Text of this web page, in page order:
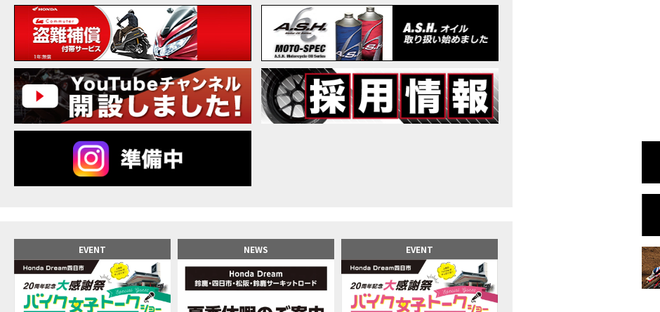
MOVIE 【バイク女子】高速道路走行中にバイクから異音が。レッカーされる事態になりました…
MOVIE 2025X-ADV 最高の旅バイクで街乗りも最適！ADVが20台でツーリングしました｜Honda
NEW BIKENEWS CB1000F販売中！！
MOVIE 【バイク女子】ごめんなさい。大切なツーリングでやらかしてしまった…
MOVIE 【バイク女子】下道444kmぶっ通しで走った結果がヤバかった
MOVIE 【バイク女子】最安！三重→東京〇〇〇円で行けちゃった
MOVIE 新型スーパーカブ110レビュー！C125 CT125で女子ツーリング 最高！Honda Super
正統派NC750X！大型二輪教習から10年目の素直な感想|Honda NC750X DCT【バイク女
MOVIE 女が乗るバイクじゃない？低身長女が検証します
MOVIE 【福井1泊ツーリング】バイク女子、仲悪いって本当？
MOVIE 大型ツアラー！Gold Wing Tour 50th ANNIVWRSARYは女性ライダーでもツーリングを楽しめる
MOVIE 【Monkey125】初めてモンキー！意外な◯◯へ行って来た【三重ホンダヒート】
EVENT NEWS EVENT